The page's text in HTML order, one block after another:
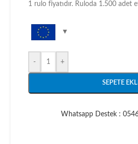
1 rulo fiyatıdır. Ruloda 1.500 adet
- +
SEPETE
Whatsapp Destek :